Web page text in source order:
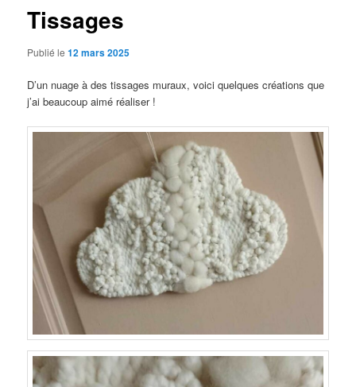
Tissages
Publié le12 mars 2025
D’un nuage à des tissages muraux, voici quelques créations que
j’ai beaucoup aimé réaliser !